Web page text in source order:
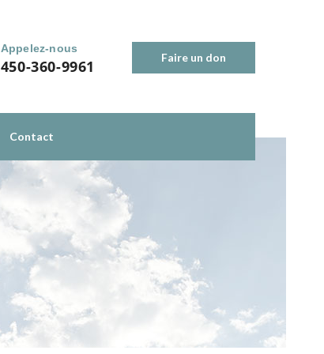
Appelez-nous
450-360-9961 Faire un don
Contact